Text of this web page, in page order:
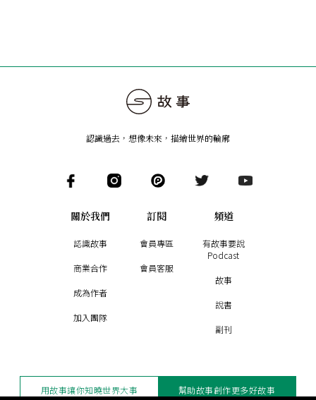
認識過去，想像未來 ， 描繪世界的輪廓
關於我們
認識故事
商業合作
成為作者
加入團隊
訂閱
會員專區
會員客服
頻道
有故事要說
Podcast
故事
說書
副刊
用故事讓你知曉世界大事 幫助故事創作更多好故事